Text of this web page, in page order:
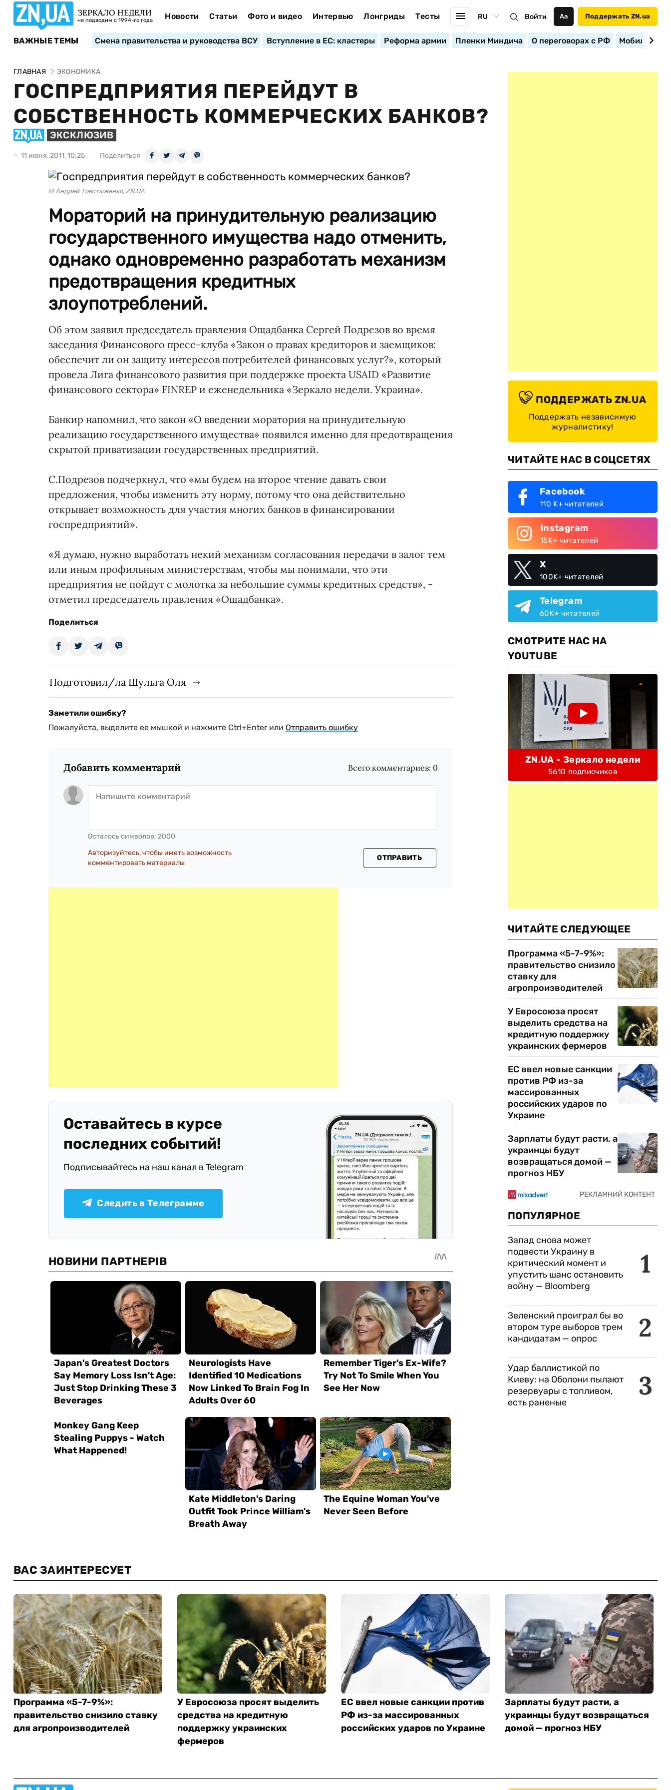
ЗЕРКАЛО НЕДЕЛИ
не подводим с 1994-го года Новости Статьи Фото и видео Интервью Лонгриды Тесты RU Войти Аа Поддержать ZN.ua
ВАЖНЫЕ ТЕМЫ Смена правительства и руководства ВСУ Вступление в ЕС: кластеры Реформа армии Пленки Миндича О переговорах с РФ
ГЛАВНАЯ ЭКОНОМИКА
ГОСПРЕДПРИЯТИЯ ПЕРЕЙДУТ В
СОБСТВЕННОСТЬ КОММЕРЧЕСКИХ БАНКОВ?
ЭКСКЛЮЗИВ
11 июня, 2011, 10:25 Поделиться
© Андрей Товстыженко, ZN.UA
Мораторий на принудительную реализацию
государственного имущества надо отменить,
однако одновременно разработать механизм
предотвращения кредитных
злоупотреблений.
Об этом заявил председатель правления Ощадбанка Сергей Подрезов во время
заседания Финансового пресс-клуба «Закон о правах кредиторов и заемщиков:
обеспечит ли он защиту интересов потребителей финансовых услуг?», который
провела Лига финансового развития при поддержке проекта USAID «Развитие
финансового сектора» FINREP и еженедельника «Зеркало недели. Украина».
Банкир напомнил, что закон «О введении моратория на принудительную
реализацию государственного имущества» появился именно для предотвращения
скрытой приватизации государственных предприятий.
С.Подрезов подчеркнул, что «мы будем на второе чтение давать свои
предложения, чтобы изменить эту норму, потому что она действительно
открывает возможность для участия многих банков в финансировании
госпредприятий».
«Я думаю, нужно выработать некий механизм согласования передачи в залог тем
или иным профильным министерствам, чтобы мы понимали, что эти
предприятия не пойдут с молотка за небольшие суммы кредитных средств», -
отметил председатель правления «Ощадбанка».
Поделиться
Подготовил/ла Шульга Оля
Заметили ошибку?
Пожалуйста, выделите ее мышкой и нажмите Ctrl+Enter или Отправить ошибку
Добавить комментарий Всего комментариев: 0
Осталось символов: 2000
Авторизуйтесь, чтобы иметь возможность
комментировать материалы
ОТПРАВИТЬ
Оставайтесь в курсе
последних событий!
Подписывайтесь на наш канал в Telegram
Следить в Телеграмме
ПОДДЕРЖАТЬ ZN.UA
Поддержать независимую
журналистику!
ЧИТАЙТЕ НАС В СОЦСЕТЯХ
Facebook
110 K+ читателей
Instagram
15K+ читателей
X
100K+ читателей
Telegram
60K+ читателей
СМОТРИТЕ НАС НА
YOUTUBE
ZN.UA - Зеркало недели
5610 подписчиков
ЧИТАЙТЕ СЛЕДУЮЩЕЕ
Программа «5-7-9%»:
правительство снизило
ставку для
агропроизводителей
У Евросоюза просят
выделить средства на
кредитную поддержку
украинских фермеров
ЕС ввел новые санкции
против РФ из-за
массированных
российских ударов по
Украине
Зарплаты будут расти, а
украинцы будут
возвращаться домой —
прогноз НБУ
ПОПУЛЯРНОЕ
1
Запад снова может
подвести Украину в
критический момент и
упустить шанс остановить
войну — Bloomberg
2
Зеленский проиграл бы во
втором туре выборов трем
кандидатам — опрос
3
Удар баллистикой по
Киеву: на Оболони пылают
резервуары с топливом,
есть раненые
ВАС ЗАИНТЕРЕСУЕТ
Программа «5-7-9%»:
правительство снизило ставку
для агропроизводителей
У Евросоюза просят выделить
средства на кредитную
поддержку украинских
фермеров
ЕС ввел новые санкции против
РФ из-за массированных
российских ударов по Украине
Зарплаты будут расти, а
украинцы будут возвращаться
домой — прогноз НБУ